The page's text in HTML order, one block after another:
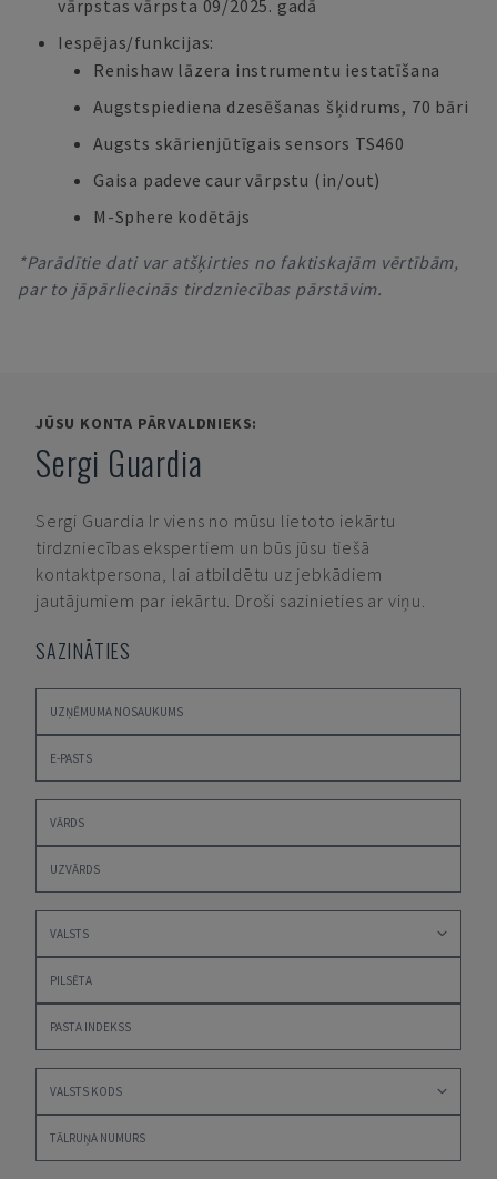
vārpstas vārpsta 09/2025. gadā
Iespējas/funkcijas:
Renishaw lāzera instrumentu iestatīšana
Augstspiediena dzesēšanas šķidrums, 70 bāri
Augsts skārienjūtīgais sensors TS460
Gaisa padeve caur vārpstu (in/out)
M-Sphere kodētājs
*Parādītie dati var atšķirties no faktiskajām vērtībām,
par to jāpārliecinās tirdzniecības pārstāvim.
JŪSU KONTA PĀRVALDNIEKS:
Sergi Guardia
Sergi Guardia Ir viens no mūsu lietoto iekārtu
tirdzniecības ekspertiem un būs jūsu tiešā
kontaktpersona, lai atbildētu uz jebkādiem
jautājumiem par iekārtu. Droši sazinieties ar viņu.
SAZINĀTIES